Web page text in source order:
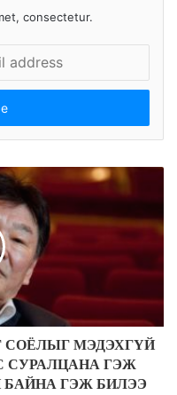
consectetur.
МЭДЭХГҮЙ
СУРАЛЦАНА ГЭЖ
ГЭЖ БИЛЭЭ